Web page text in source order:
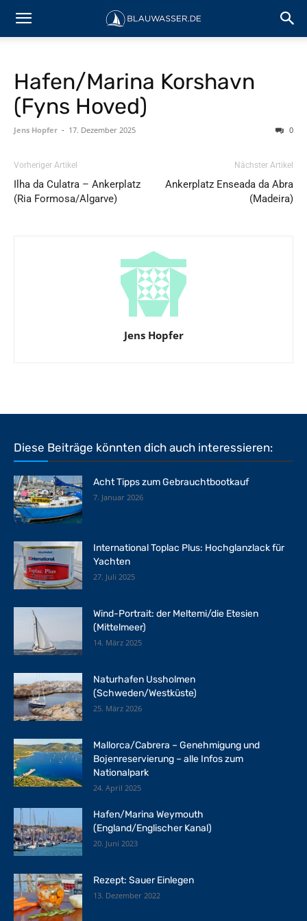
Hafen/Marina Korshavn
(Fyns Hoved)
Jens Hopfer - 17. Dezember 2025 0
Vorheriger Artikel
Ilha da Culatra – Ankerplatz
(Ria Formosa/Algarve)
Nächster Artikel
Ankerplatz Enseada da Abra
(Madeira)
Jens Hopfer
Diese Beiträge könnten dich auch interessieren:
Acht Tipps zum Gebrauchtbootkauf
7. Januar 2026
International Toplac Plus: Hochglanzlack für
Yachten
27. Juli 2025
Wind-Portrait: der Meltemi/die Etesien
(Mittelmeer)
14. März 2025
Naturhafen Ussholmen
(Schweden/Westküste)
25. März 2026
Mallorca/Cabrera – Genehmigung und
Bojenreservierung – alle Infos zum
Nationalpark
24. April 2025
Hafen/Marina Weymouth
(England/Englischer Kanal)
20. Juni 2023
Rezept: Sauer Einlegen
13. Dezember 2022